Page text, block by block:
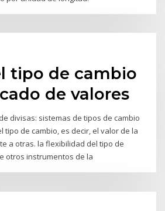
tipo de cambio
de valores
divisas: sistemas de tipos de cambio
tipo de cambio, es decir, el valor de la
a otras. la flexibilidad del tipo de
otros instrumentos de la